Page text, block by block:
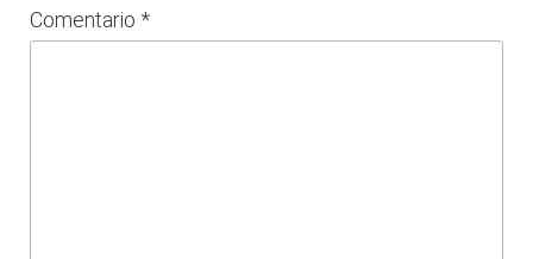
Comentario *